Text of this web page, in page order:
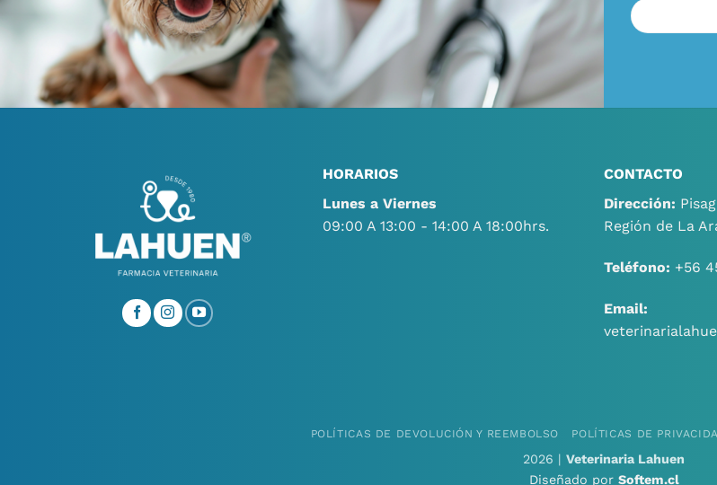
HORARIOS
Lunes a Viernes
09:00 A 13:00 - 14:00 A 18:00hrs.
CONTACTO
Dirección:
Región de La
Teléfono: +56
Email:
POLÍTICAS DE DEVOLUCIÓN Y REEMBOLSO POLÍTICAS DE
2026 | Veterinaria Lahuen
Diseñado por Softem.cl